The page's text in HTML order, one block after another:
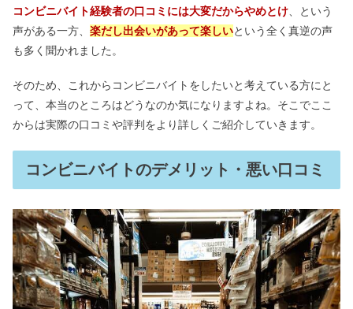
縄跳びダイエット1週間の効果｜どこ
が痩せる？何キロ減るか効果を調査
コンビニバイト経験者の口コミには大変だからやめとけ 、という
声がある一方、 楽だし出会いがあって楽しいという全く真逆の声
も多く聞かれました。
そのため、これからコンビニバイトをしたいと考えている方にと
って、本当のところはどうなのか気になりますよね。そこでここ
からは実際の口コミや評判をより詳しくご紹介していきます。
コンビニバイトのデメリット・悪い口コミ